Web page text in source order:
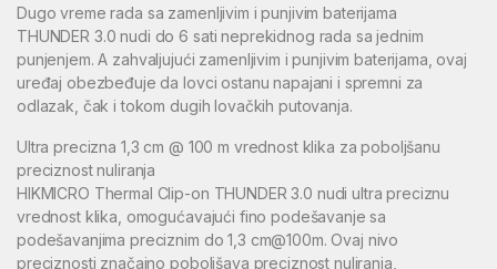
Dugo vreme rada sa zamenljivim i punjivim baterijama
THUNDER 3.0 nudi do 6 sati neprekidnog rada sa jednim
punjenjem. A zahvaljujući zamenljivim i punjivim baterijama, ovaj
uređaj obezbeđuje da lovci ostanu napajani i spremni za
odlazak, čak i tokom dugih lovačkih putovanja.
Ultra precizna 1,3 cm @ 100 m vrednost klika za poboljšanu
preciznost nuliranja
HIKMICRO Thermal Clip-on THUNDER 3.0 nudi ultra preciznu
vrednost klika, omogućavajući fino podešavanje sa
podešavanjima preciznim do 1,3 cm@100m. Ovaj nivo
preciznosti značajno poboljšava preciznost nuliranja,